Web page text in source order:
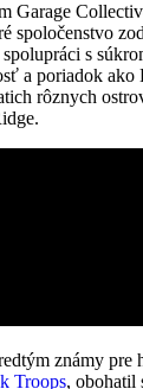
Garage
spoločenstvo
s
a poriadok ako
rôznych
známy pre
Troops, obohatil